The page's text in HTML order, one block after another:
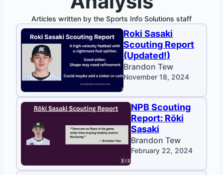
Articles written by the Sports Info Solutions staff
Roki Sasaki
Scouting Report
(Updated!)
Brandon Tew
November 18, 2024
NPB Scouting
Report: Rōki
Sasaki
Brandon Tew
February 22, 2024